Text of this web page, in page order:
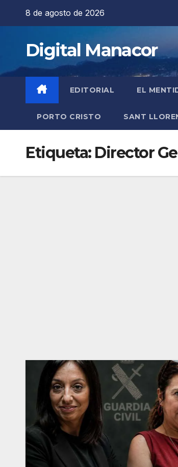
8 de agosto de 2026
Digital Manacor
EDITORIAL EL
PORTO CRISTO SANT
Etiqueta: Director